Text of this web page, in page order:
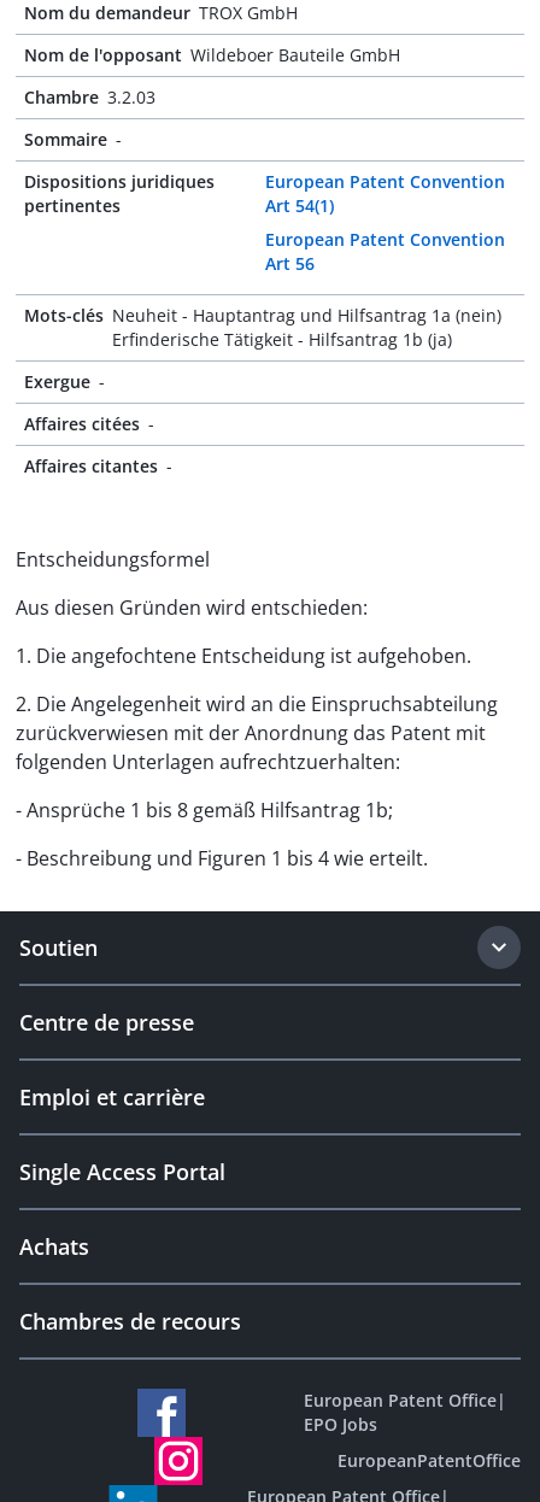
Nom du demandeur TROX GmbH
Nom de l'opposant Wildeboer Bauteile GmbH
Chambre 3.2.03
Sommaire -
Dispositions juridiques
pertinentes
European Patent Convention
Art 54(1)
European Patent Convention
Art 56
Mots-clés Neuheit - Hauptantrag und Hilfsantrag 1a (nein)
Erfinderische Tätigkeit - Hilfsantrag 1b (ja)
Exergue -
Affaires citées -
Affaires citantes -
Entscheidungsformel
Aus diesen Gründen wird entschieden:
1. Die angefochtene Entscheidung ist aufgehoben.
2. Die Angelegenheit wird an die Einspruchsabteilung
zurückverwiesen mit der Anordnung das Patent mit
folgenden Unterlagen aufrechtzuerhalten:
- Ansprüche 1 bis 8 gemäß Hilfsantrag 1b;
- Beschreibung und Figuren 1 bis 4 wie erteilt.
Soutien
Centre de presse
Emploi et carrière
Single Access Portal
Achats
Chambres de recours
European Patent Office|
EPO Jobs
EuropeanPatentOffice
European Patent Office|